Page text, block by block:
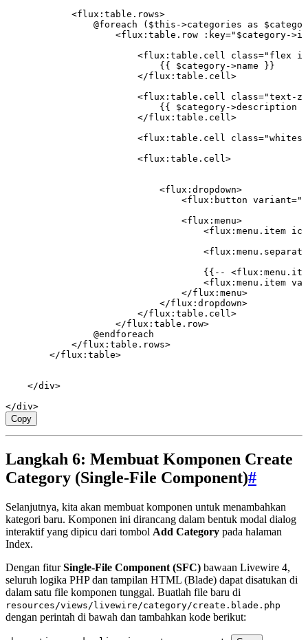
            <
flux : table . rows>
                @foreach
( $this ->categories as
                    <
flux : table . row : key=" $category->id
                        <
flux : table . cell class="flex
                            {{ $category
->name }}
                        </
flux : table . cell>
                        <
flux : table . cell class="text-
                            {{ $category
->description
                        </
flux : table . cell>
                        <
flux : table . cell class=
                        <
flux : table . cell>
                            <
flux : dropdown>
                                <
flux : button variant=
                                <
flux : menu>
                                    <
flux : menu . item
                                    <
flux : menu .
                                    {{
-- <flux : menu .
                                    <
flux : menu . item
                                </
flux : menu>
                            </
flux : dropdown>
                        </
flux : table . cell>
                    </
flux : table . row>
                @endforeach
            </
flux : table . rows>
        </
flux : table>
    </
div>
</div>
Copy
Langkah 6: Membuat Komponen Create
Category (Single-File Component)#
Selanjutnya, kita akan membuat komponen untuk menambahkan
kategori baru. Komponen ini dirancang dalam bentuk modal dialog
interaktif yang dipicu dari tombol Add Category pada halaman
Index.
Dengan fiturSingle-File Component (SFC) bawaan Livewire 4,
seluruh logika PHP dan tampilan HTML (Blade) dapat disatukan di
dalam satu file komponen tunggal. Buatlah file baru di
resources/views/livewire/category/create.blade.php
dengan perintah di bawah dan tambahkan kode berikut: